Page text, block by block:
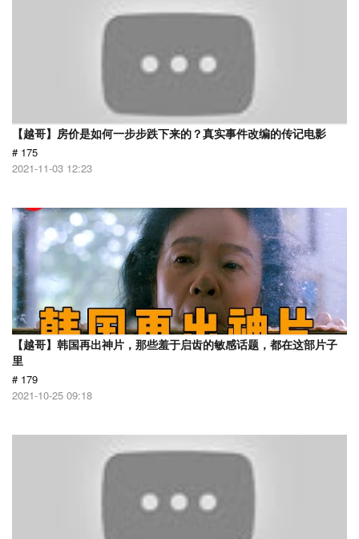
【越哥】房价是如何一步步跌下来的？真实事件改编的传记电影
# 175
2021-11-03 12:23
【越哥】韩国再出神片，那些羞于启齿的敏感话题，都在这部片子
里
# 179
2021-10-25 09:18